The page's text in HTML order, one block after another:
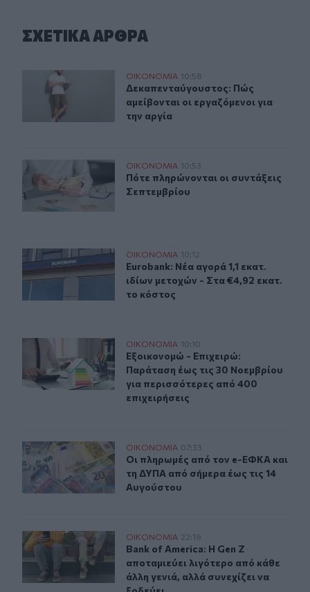
ΣΧΕΤΙΚA AΡΘΡΑ
Δεκαπενταύγουστος: Πώς αμείβονται οι εργαζόμενοι
ΟΙΚΟΝΟΜΙΑ 10:58
Δεκαπενταύγουστος: Πώς
Δεκαπενταύγουστος: Πώς
αμείβονται οι εργαζόμενοι για
την αργία
Πότε πληρώνονται οι συντάξεις Σεπτεμβρίου
ΟΙΚΟΝΟΜΙΑ 10:53
Πότε πληρώνονται οι συντάξεις
Πότε πληρώνονται οι συντάξεις
Σεπτεμβρίου
Eurobank: Νέα αγορά 1,1 εκατ. ιδίων μετοχών - Στα
ΟΙΚΟΝΟΜΙΑ 10:12
Eurobank: Νέα αγορά 1,1 εκατ.
Eurobank: Νέα αγορά 1,1 εκατ.
ιδίων μετοχών - Στα €4,92 εκατ.
το κόστος
Εξοικονομώ - Επιχειρώ: Παράταση έως τις 30
ΟΙΚΟΝΟΜΙΑ 10:10
Εξοικονομώ - Επιχειρώ: Παράταση
Εξοικονομώ - Επιχειρώ:
Παράταση έως τις 30 Νοεμβρίου
για περισσότερες από 400
επιχειρήσεις
Οι πληρωμές από τον e-ΕΦΚΑ και τη ΔΥΠΑ από σήμερα
ΟΙΚΟΝΟΜΙΑ 07:33
Οι πληρωμές από τον e-ΕΦΚΑ και
Οι πληρωμές από τον e-ΕΦΚΑ και
τη ΔΥΠΑ από σήμερα έως τις 14
Αυγούστου
Bank of America: Η Gen Z αποταμιεύει λιγότερο από
ΟΙΚΟΝΟΜΙΑ 22:19
Bank of America: Η Gen Z
Bank of America: Η Gen Z
αποταμιεύει λιγότερο από κάθε
άλλη γενιά, αλλά συνεχίζει να